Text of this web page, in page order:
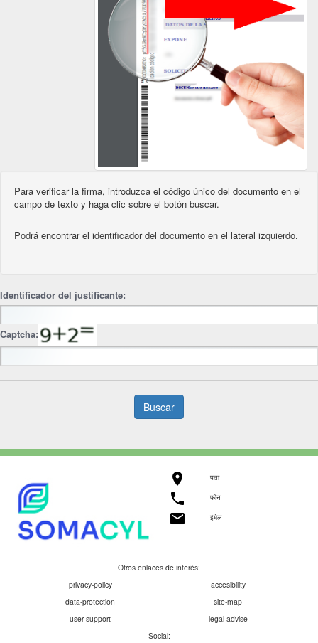
Para verificar la firma, introduzca el código único del documento en el
campo de texto y haga clic sobre el botón buscar.
Podrá encontrar el identificador del documento en el lateral izquierdo.
Identificador del justificante:
Captcha:
Buscar
 पता
 फोन
 ईमेल
Otros enlaces de interés:
privacy-policy
data-protection
user-support
accesibility
site-map
legal-advise
Social: